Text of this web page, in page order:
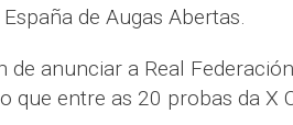
de Augas Abertas.
de anunciar a Real
que entre as 20 probas da X